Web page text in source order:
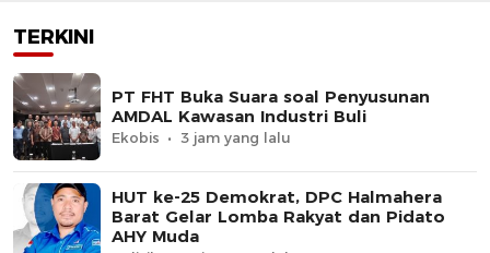
TERKINI
PT FHT Buka Suara soal Penyusunan
AMDAL Kawasan Industri Buli
Ekobis 3 jam yang lalu
HUT ke-25 Demokrat, DPC Halmahera
Barat Gelar Lomba Rakyat dan Pidato
AHY Muda